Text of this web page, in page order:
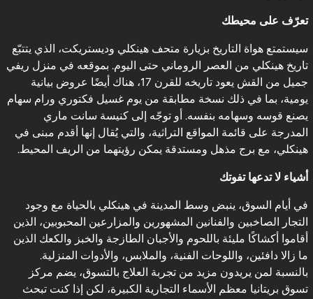
تعرّف على محيطك
سيستمتع هواة التاريخ بزيارة متحف هينكلي وديستريكت، الذي يتتبّع
تاريخ هينكلي من العصر الروماني حتى اليوم. بموقعه في منزل ريفي
جميل من القش يعود تاريخه للقرن 17، هناك أيضًا عروض بيانية
يومية، بما في ذلك نسخة مطابقة من يوم غسيل فكتوري ورام سهام
يصنع قوسه وسهامه بنفسه. أو توجّه إلى كنيسة سانت ماري
المدرجة على قائمة المواقع التراثية، والتي يُقال إنها أقدم مبنى في
هينكلي، مع برج مذهل ومستدقة يمكن رؤيتهما من الريف المحيط.
أشياء لا تدعها تفوتك
في أيام السوق، ينبض وسط المدينة في هينكلي بالحياة مع وجود
التجار الصاخبين والفنانين المشهورين والمزارعين المحبوبين، الذين
أقاموا أكشاكًا مليئة باللحوم والأجبان الطازجة والخبز والكعك الذين
ما زالا دافئين، واللوحات الفنية، والملابس، والأدوات المنزلية.
بالنسبة لمن يريدون مزيد من تجربة العلاج بالتسوق، يضم مركز
تسوق بريتانيا معظم الأسماء التجارية الكبيرة، لكن إذا كنت تبحث